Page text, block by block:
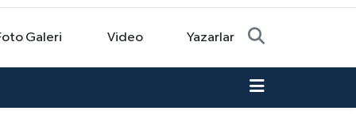
Galeri Video Yazarlar